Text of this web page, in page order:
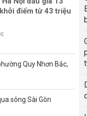
điểm từ 43 triệu
Quy Nhơn Bắc,
sông Sài Gòn